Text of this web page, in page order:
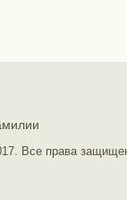
Все права